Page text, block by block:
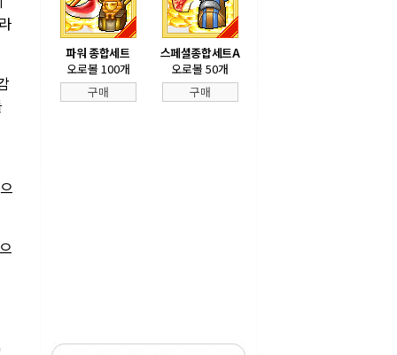
파워 종합세트
오로볼 100개
구매
스페셜종합세트A
오로볼 50개
구매